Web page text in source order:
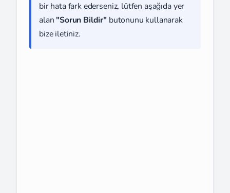
bir hata fark ederseniz, lütfen aşağıda yer
alan "Sorun Bildir" butonunu kullanarak
bize iletiniz.